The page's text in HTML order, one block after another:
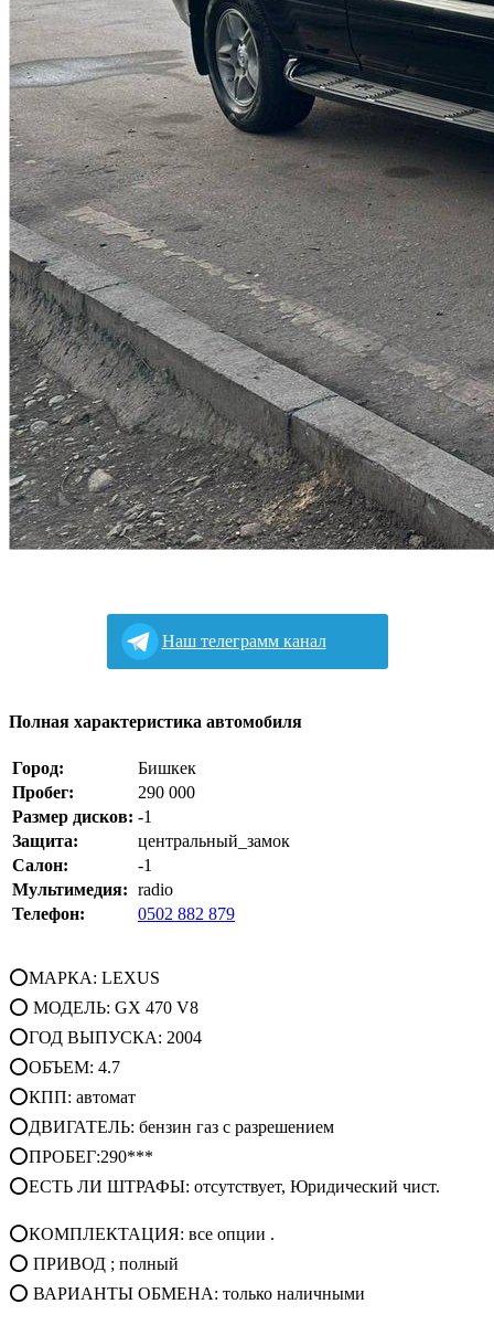
Наш телеграмм канал
Полная характеристика автомобиля
Город:
Бишкек
Пробег:
290 000
Размер дисков: -1
Защита:
центральный_замок
Салон:
-1
Мультимедия: radio
Телефон:
0502 882 879
⭕МАРКА: LEXUS
⭕ МОДЕЛЬ: GX 470 V8
⭕ГОД ВЫПУСКА: 2004
⭕ОБЪЕМ: 4.7
⭕КПП: автомат
⭕ДВИГАТЕЛЬ: бензин газ с разрешением
⭕ПРОБЕГ:290***
⭕ЕСТЬ ЛИ ШТРАФЫ: отсутствует, Юридический чист.
⭕КОМПЛЕКТАЦИЯ: все опции .
⭕ ПРИВОД ; полный
⭕ ВАРИАНТЫ ОБМЕНА: только наличными